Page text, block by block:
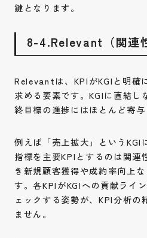
鍵となります。
8-4.Relevant（関連
Relevantは、KPIがKGIと明確
求める要素です。KGIに直結し
終目標の進捗にはほとんど寄与
例えば「売上拡大」というKGI
指標を主要KPIとするのは関連
き新規顧客獲得や成約率向上
す。各KPIがKGIへの貢献ライ
ェックする姿勢が、KPI分析の
ません。